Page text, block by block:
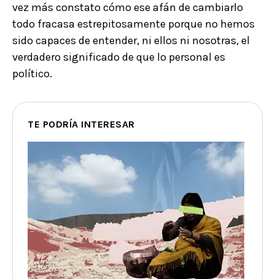
vez más constato cómo ese afán de cambiarlo
todo fracasa estrepitosamente porque no hemos
sido capaces de entender, ni ellos ni nosotras, el
verdadero significado de que lo personal es
político.
TE PODRÍA INTERESAR